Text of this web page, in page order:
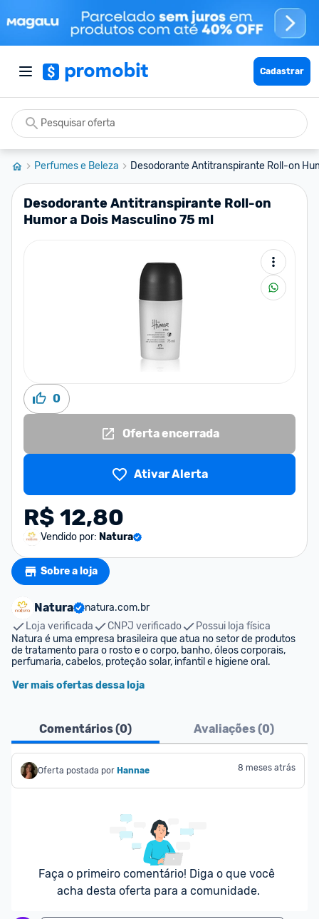
Cadastrar
Perfumes e Beleza Desodorante Antitranspirante Roll-on
Desodorante Antitranspirante Roll-on
Humor a Dois Masculino 75 ml
0
Oferta encerrada
Ativar Alerta
R$ 12,80
Vendido por: Natura
Sobre a loja
Natura
natura.com.br
Loja verificada
CNPJ verificado
Possui loja física
Natura é uma empresa brasileira que atua no setor de produtos
de tratamento para o rosto e o corpo, banho, óleos corporais,
perfumaria, cabelos, proteção solar, infantil e higiene oral.
Ver mais ofertas dessa loja
Comentários (0) Avaliações (0)
Oferta postada por Hannae 8 meses atrás
Faça o primeiro comentário! Diga o que você
acha desta oferta para a comunidade.